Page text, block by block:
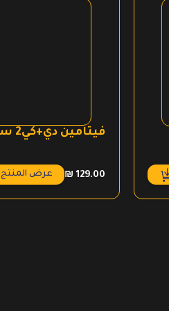
فيتامين دي+كي2 سيكويا
₪ 129.00 عرض المنتج